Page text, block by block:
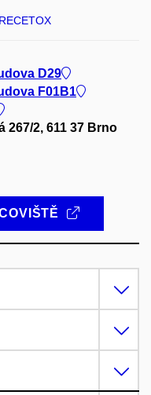
RECETOX
D29
F01B1
267/2, 611 37 Brno